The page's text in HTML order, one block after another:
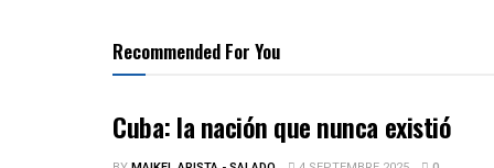
Recommended For You
Cuba: la nación que nunca existió